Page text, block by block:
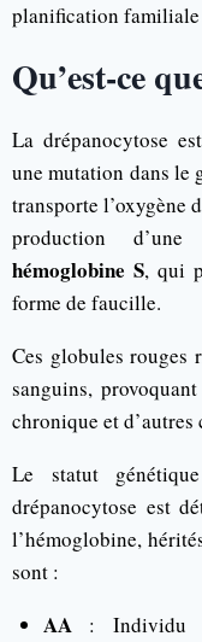
planification familiale
Qu’est-ce
La drépanocytose
une mutation dans le
transporte l’oxygène
production d’une
hémoglobine S, qui
forme de faucille.
Ces globules rouges
sanguins,
chronique et
Le statut
drépanocytose est
l’hémoglobine,
sont :
AA: Individu